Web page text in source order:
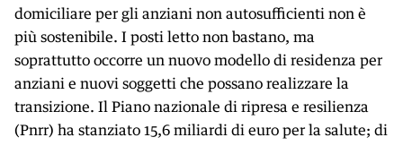
domiciliare per gli anziani non autosufficienti non è
più sostenibile. I posti letto non bastano, ma
soprattutto occorre un nuovo modello di residenza per
anziani e nuovi soggetti che possano realizzare la
transizione. Il Piano nazionale di ripresa e resilienza
(Pnrr) ha stanziato 15,6 miliardi di euro per la salute; di